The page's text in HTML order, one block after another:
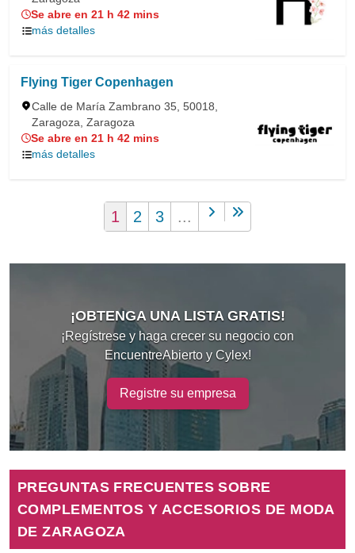
Se abre en 21 h 42 mins
más detalles
Flying Tiger Copenhagen
Calle de María Zambrano 35, 50018,
Zaragoza, Zaragoza
Se abre en 21 h 42 mins
más detalles
1 2 3 ...
¡OBTENGA UNA LISTA GRATIS!
¡Regístrese y haga crecer su negocio con
EncuentreAbierto y Cylex!
Registre su empresa
PREGUNTAS FRECUENTES SOBRE
COMPLEMENTOS Y ACCESORIOS DE MODA
DE ZARAGOZA